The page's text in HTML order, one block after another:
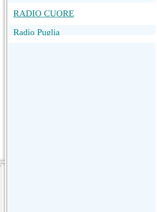
RADIO CUORE
Radio Puglia